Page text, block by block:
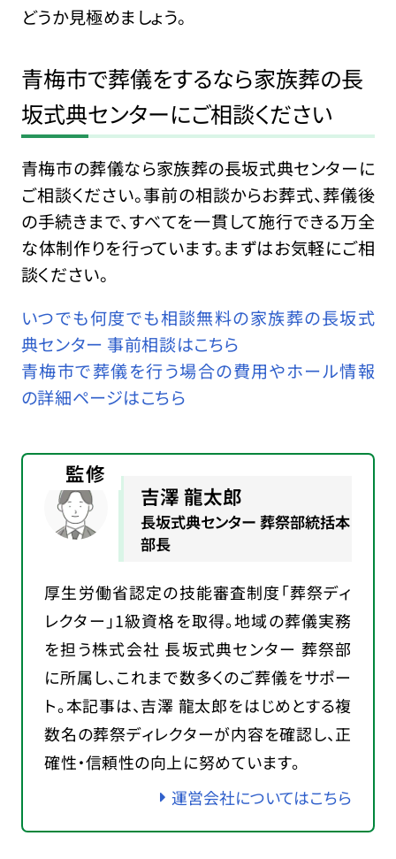
どうか見極めましょう。
青梅市で葬儀をするなら家族葬の長
坂式典センターにご相談ください
青梅市の葬儀なら家族葬の長坂式典センターに
ご相談ください。事前の相談からお葬式、葬儀後
の手続きまで、すべてを一貫して施行できる万全
な体制作りを行っています。まずはお気軽にご相
談ください。
いつでも何度でも相談無料の家族葬の長坂式
典センター 事前相談はこちら
青梅市で葬儀を行う場合の費用やホール情報
の詳細ページはこちら
監修
吉澤 龍太郎
長坂式典センター 葬祭部統括本
部長
厚生労働省認定の技能審査制度「葬祭ディ
レクター」1級資格を取得。地域の葬儀実務
を担う株式会社 長坂式典センター 葬祭部
に所属し、これまで数多くのご葬儀をサポー
ト。本記事は、吉澤 龍太郎をはじめとする複
数名の葬祭ディレクターが内容を確認し、正
確性・信頼性の向上に努めています。
運営会社についてはこちら